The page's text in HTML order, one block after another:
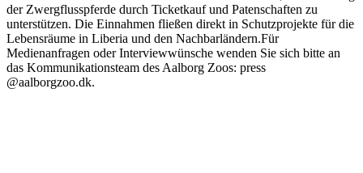
der Zwergflusspferde durch Ticketkauf und Patenschaften zu
unterstützen. Die Einnahmen fließen direkt in Schutzprojekte für die
Lebensräume in Liberia und den Nachbarländern.Für
Medienanfragen oder Interviewwünsche wenden Sie sich bitte an
das Kommunikationsteam des Aalborg Zoos: press
@aalborgzoo.dk.